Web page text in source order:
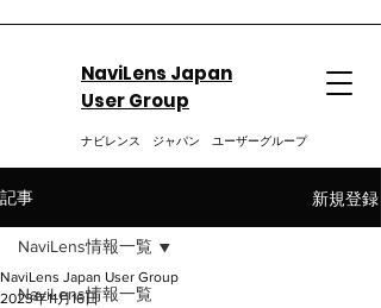
NaviLens Japan
User Group
ナビレンス ジャパン ユーザーグループ
記事 新規登録
NaviLens情報一覧
NaviLens情報一覧
NaviLens Japan User Group
2023年11月16日